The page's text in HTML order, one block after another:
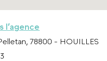
l’agence
78800 - HOUILLES